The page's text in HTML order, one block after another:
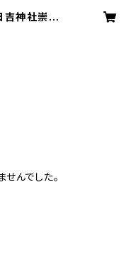
吉神社崇敬
んでした。